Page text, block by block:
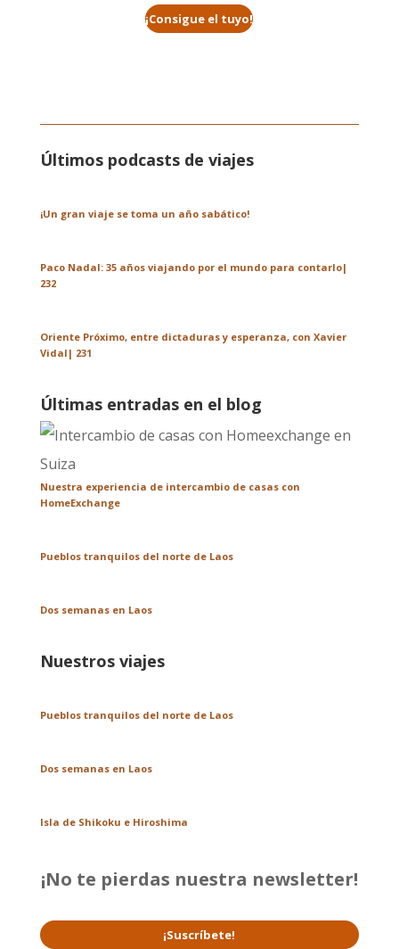
¡Consigue el tuyo!
Últimos podcasts de viajes
¡Un gran viaje se toma un año sabático!
Paco Nadal: 35 años viajando por el mundo para contarlo|
232
Oriente Próximo, entre dictaduras y esperanza, con Xavier
Vidal| 231
Últimas entradas en el blog
Nuestra experiencia de intercambio de casas con
HomeExchange
Pueblos tranquilos del norte de Laos
Dos semanas en Laos
Nuestros viajes
Pueblos tranquilos del norte de Laos
Dos semanas en Laos
Isla de Shikoku e Hiroshima
¡No te pierdas nuestra newsletter!
¡Suscríbete!